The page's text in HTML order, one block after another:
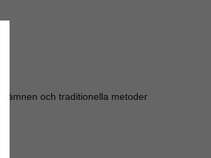
ämnen och traditionella metoder